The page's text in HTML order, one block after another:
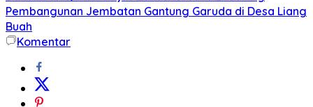
Pembangunan Jembatan Gantung Garuda di Desa Liang
Buah
Komentar